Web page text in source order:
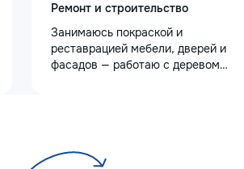
Ремонт и строительство
Занимаюсь покраской и
реставрацией мебели, дверей и
фасадов — работаю с деревом
кухонных фасадов, гардеробных,